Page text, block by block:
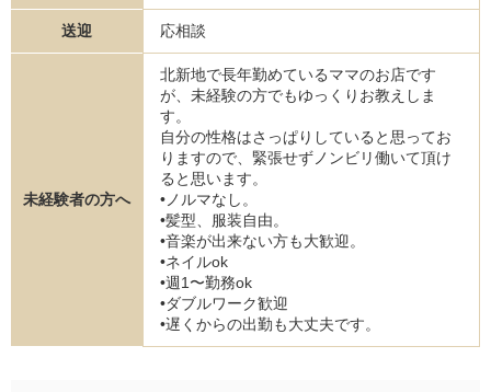
送迎 応相談
未経験者の方へ
北新地で長年勤めているママのお店です
が、未経験の方でもゆっくりお教えしま
す。
自分の性格はさっぱりしていると思ってお
りますので、緊張せずノンビリ働いて頂け
ると思います。
•ノルマなし。
•髪型、服装自由。
•音楽が出来ない方も大歓迎。
•ネイルok
•週1〜勤務ok
•ダブルワーク歓迎
•遅くからの出勤も大丈夫です。